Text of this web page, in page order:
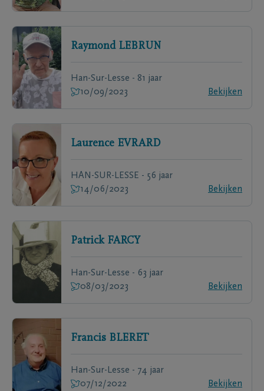
Raymond LEBRUN
Han-Sur-Lesse - 81 jaar
10/09/2023
Bekijken
Laurence EVRARD
HAN-SUR-LESSE - 56 jaar
14/06/2023
Bekijken
Patrick FARCY
Han-Sur-Lesse - 63 jaar
08/03/2023
Bekijken
Francis BLERET
Han-Sur-Lesse - 74 jaar
07/12/2022
Bekijken